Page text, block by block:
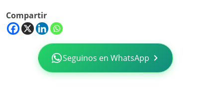
Compartir
Seguinos en WhatsApp